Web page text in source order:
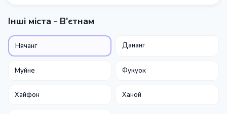
Інші міста - В'єтнам
Нячанг Дананг
Муйне Фукуок
Хайфон Ханой